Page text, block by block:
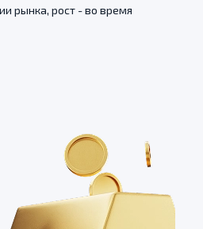
рынка, рост - во время